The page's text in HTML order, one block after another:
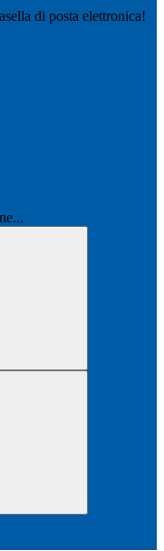
di posta elettronica!